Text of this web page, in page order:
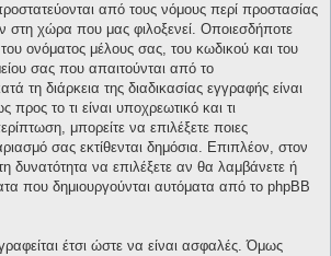
από τους νόμους περί προστασίας
στη χώρα που μας φιλοξενεί. Οποιεσδήποτε
ονόματος μέλους σας, του κωδικού και του
σας που απαιτούνται από το
τη διάρκεια της διαδικασίας εγγραφής είναι
το τι είναι υποχρεωτικό και τι
μπορείτε να επιλέξετε ποιες
σας εκτίθενται δημόσια. Επιπλέον, στον
δυνατότητα να επιλέξετε αν θα λαμβάνετε ή
που δημιουργούνται αυτόματα από το phpBB
έτσι ώστε να είναι ασφαλές. Όμως